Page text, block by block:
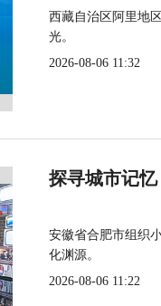
西藏自治区阿里地
光。
2026-08-06 11:32
探寻城市记
安徽省合肥市组织
化渊源。
2026-08-06 11:22